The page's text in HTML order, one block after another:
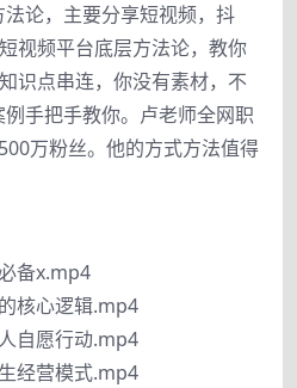
论，主要分享短视频，抖
视频平台底层方法论，教你
识点串连，你没有素材，不
手把手教你。卢老师全网职
万粉丝。他的方式方法值得
备x.mp4
核心逻辑.mp4
自愿行动.mp4
经营模式.mp4